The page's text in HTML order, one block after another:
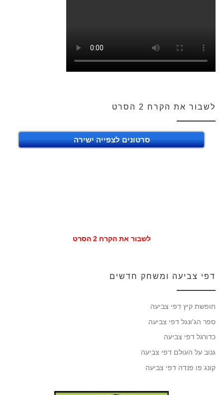
לשבור את הקרח 2 הסרט
סרטונים לצפייה ישירה
לשבור את הקרח 2 הסרט
דפי צביעה ומשחק חדשים
חופשת קיץ דפי צביעה
ספר הג'ונגל דפי צביעה
כדורגל דפי צביעה
גנוב על העולם דפי צביעה
קונג פו פנדה דפי צביעה